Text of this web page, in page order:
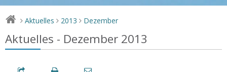
> Aktuelles > 2013 > Dezember
Aktuelles - Dezember 2013